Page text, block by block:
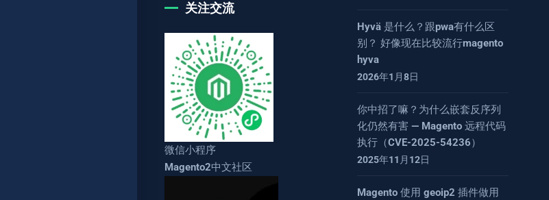
关注交流
微信小程序
Magento2中文社区
Hyvä 是什么？跟pwa有什么区
别？ 好像现在比较流行magento
hyva
2026年1月8日
你中招了嘛？为什么嵌套反序列
化仍然有害 — Magento 远程代码
执行（CVE-2025-54236）
2025年11月12日
Magento 使用 geoip2 插件做用